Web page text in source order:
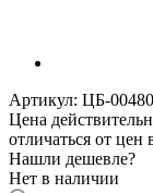
Артикул: ЦБ-
Цена
отличаться от
Нашли дешевле?
Нет в наличии